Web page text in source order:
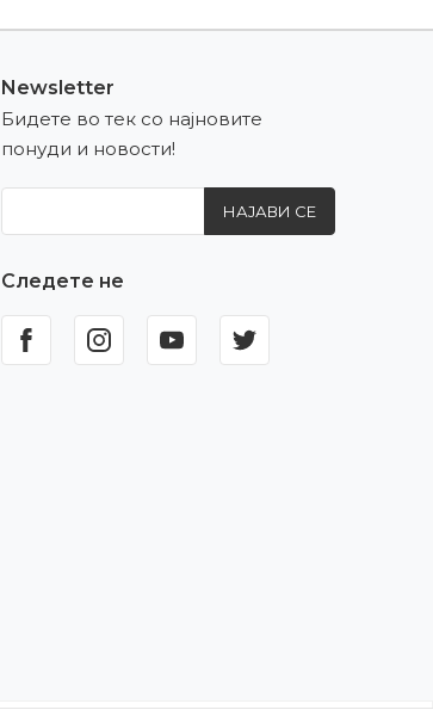
Newsletter
Бидете во тек со најновите
понуди и новости!
НАЈАВИ СЕ
Следете не